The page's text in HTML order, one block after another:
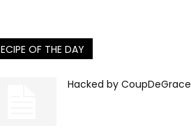
OF THE DAY
Hacked by CoupDeGrace